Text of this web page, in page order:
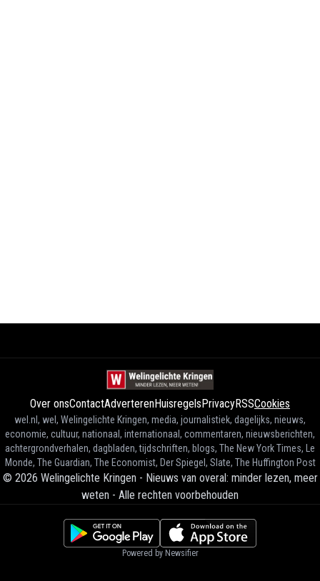
Over onsContactAdverterenHuisregels PrivacyRSSCookies
wel.nl, wel, Welingelichte Kringen, media, journalistiek, dagelijks, nieuws,
economie, cultuur, nationaal, internationaal, commentaren, nieuwsberichten,
achtergrondverhalen, dagbladen, tijdschriften, blogs, The New York Times, Le
Monde, The Guardian, The Economist, Der Spiegel, Slate, The Huffington Post
© 2026 Welingelichte Kringen - Nieuws van overal: minder lezen, meer
weten - Alle rechten voorbehouden
Powered by Newsifier